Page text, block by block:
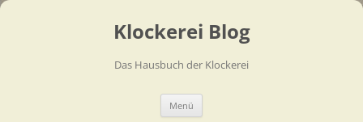
Klockerei Blog
Das Hausbuch der Klockerei
Menü